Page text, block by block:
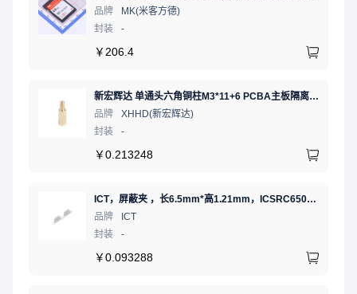
品牌
MK(米客方德)
封装
-
￥ 206.4
新宏辉达 单通头六角铜柱M3*11+6 PCBA主板隔离螺柱
品牌
XHHD(新宏辉达)
封装
-
￥0.213248
ICT，屏蔽夹 ，长6.5mm*高1.21mm，ICSRC6508SFR
品牌
ICT
封装
-
￥0.093288